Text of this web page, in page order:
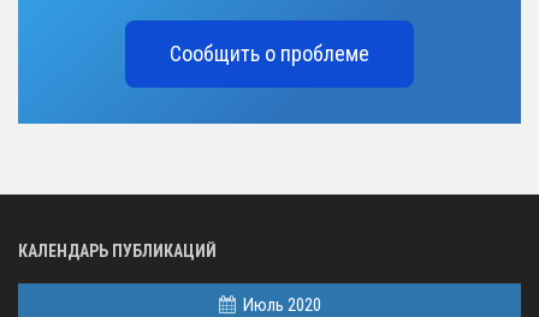
Сообщить о проблеме
КАЛЕНДАРЬ ПУБЛИКАЦИЙ
Июль 2020